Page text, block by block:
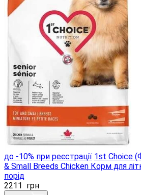
до -10% при реєстрації 1st Choice
& Small Breeds Chicken Корм ​​для
порід
2211 грн